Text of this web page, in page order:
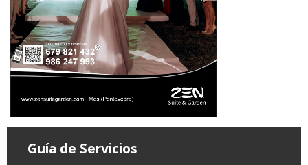
Guía de Servicios